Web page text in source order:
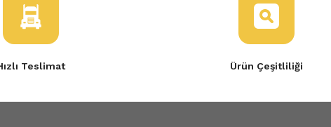
Teslimat Ürün Çeşitliliği